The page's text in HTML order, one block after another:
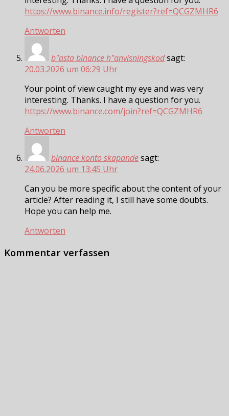
https://www.binance.info/register?ref=QCGZMHR6
Antworten
b"asta binance h"anvisningskodsagt:
20.03.2026 um 06:29 Uhr
Your point of view caught my eye and was very
interesting. Thanks. I have a question for you.
https://www.binance.com/join?ref=QCGZMHR6
Antworten
binance konto skapandesagt:
24.06.2026 um 13:45 Uhr
Can you be more specific about the content of your
article? After reading it, I still have some doubts.
Hope you can help me.
Antworten
Kommentar verfassen